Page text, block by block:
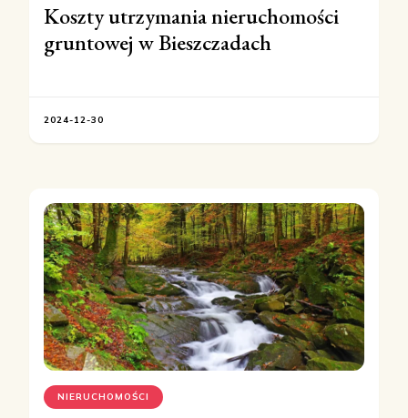
Koszty utrzymania nieruchomości
gruntowej w Bieszczadach
2024-12-30
NIERUCHOMOŚCI